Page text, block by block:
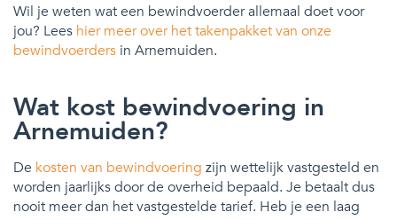
Wil je weten wat een bewindvoerder allemaal doet voor
jou? Lees hier meer over het takenpakket van onze
bewindvoerders in Arnemuiden.
Wat kost bewindvoering in
Arnemuiden?
De kosten van bewindvoering zijn wettelijk vastgesteld en
worden jaarlijks door de overheid bepaald. Je betaalt dus
nooit meer dan het vastgestelde tarief. Heb je een laag